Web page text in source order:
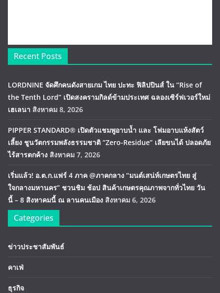
Recent Posts
LORDNINE จัดศึกคนดังสายเกม ไทย ปะทะ ฟิลิปปินส์ ใน “Rise of
the Tenth Lord” เปิดสงครามกิลด์ข้ามประเทศ ฉลองเซิร์ฟเวอร์ใหม่
เฮเลนา สิงหาคม 8, 2026
PIPPER STANDARD® เปิดตัวแชมพูอาบน้ำ และ โฟมอาบแห้งสัตว์
เลี้ยง ชูนวัตกรรมพลังธรรมชาติ “Zero-Residue” เลียขนได้ ปลอดภัย
ไร้สารตกค้าง สิงหาคม 7, 2026
เริ่มแล้ว! อ.ต.ก.แฟร์ 4 ภาค @ภาคกลาง “มนต์เสน่ห์เกษตรไทย สู่
ใจกลางมหานคร” ชวนชิม ช้อป สินค้าเกษตรคุณภาพจากทั่วไทย วัน
นี้ – 8 สิงหาคมนี้ ณ ลานคนเมือง สิงหาคม 6, 2026
Categories
ข่าวประชาสัมพันธ์
คาเฟ่
ธุรกิจ